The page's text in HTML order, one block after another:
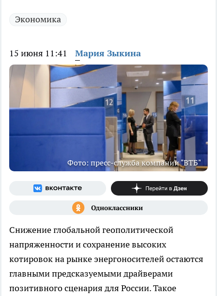
Экономика
15 июня 11:41 Мария Зыкина
Фото: пресс-служба компании "ВТБ"
Снижение глобальной геополитической
напряженности и сохранение высоких
котировок на рынке энергоносителей остаются
главными предсказуемыми драйверами
позитивного сценария для России. Такое